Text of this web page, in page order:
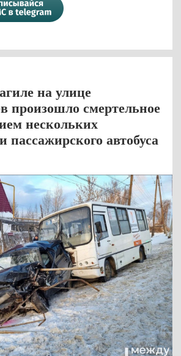
на улице
произошло смертельное
нескольких
пассажирского автобуса